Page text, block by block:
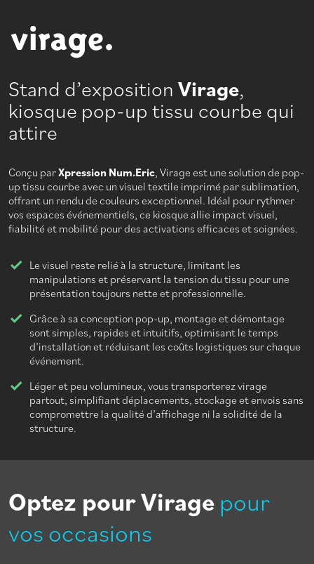
Stand d’exposition Virage,
kiosque pop-up tissu courbe qui
attire
Conçu parXpression Num.Eric, Virage est une solution de pop-
up tissu courbe avec un visuel textile imprimé par sublimation,
offrant un rendu de couleurs exceptionnel. Idéal pour rythmer
vos espaces événementiels, ce kiosque allie impact visuel,
fiabilité et mobilité pour des activations efficaces et soignées.
Le visuel reste relié à la structure, limitant les
manipulations et préservant la tension du tissu pour une
présentation toujours nette et professionnelle.
Grâce à sa conception pop-up, montage et démontage
sont simples, rapides et intuitifs, optimisant le temps
d’installation et réduisant les coûts logistiques sur chaque
événement.
Léger et peu volumineux, vous transporterez virage
partout, simplifiant déplacements, stockage et envois sans
compromettre la qualité d’affichage ni la solidité de la
structure.
Optez pour Virage pour
vos occasions